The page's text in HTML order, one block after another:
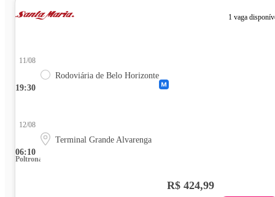
1 vaga
19:30
11/08
Rodoviária de Belo Horizonte
06:10
12/08
Terminal Grande Alvarenga
Poltrona
R$ 424,99